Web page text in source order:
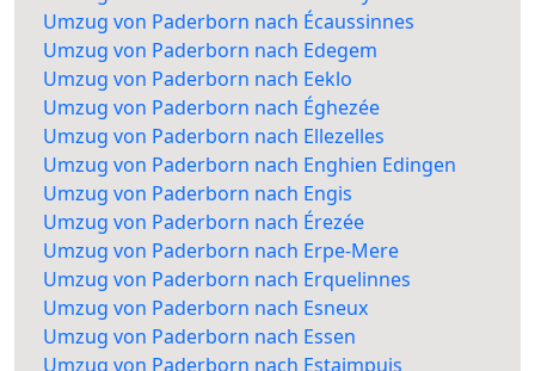
Umzug von Paderborn nach Écaussinnes
Umzug von Paderborn nach Edegem
Umzug von Paderborn nach Eeklo
Umzug von Paderborn nach Éghezée
Umzug von Paderborn nach Ellezelles
Umzug von Paderborn nach Enghien Edingen
Umzug von Paderborn nach Engis
Umzug von Paderborn nach Érezée
Umzug von Paderborn nach Erpe-Mere
Umzug von Paderborn nach Erquelinnes
Umzug von Paderborn nach Esneux
Umzug von Paderborn nach Essen
Umzug von Paderborn nach Estaimpuis